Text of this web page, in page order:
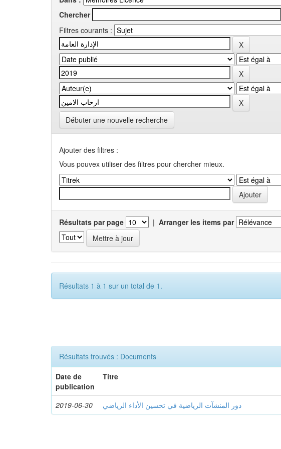
Chercher
Filtres courants :
Débuter une nouvelle recherche
Ajouter des filtres :
Vous pouvex utiliser des filtres pour chercher mieux.
Résultats par page | Arranger les items par
Résultats 1 à 1 sur un total de 1.
Résultats trouvés : Documents
Date de
publication
Titre
2019-06-30 دور المنشآت الرياضية في تحسين الأداء الرياضي